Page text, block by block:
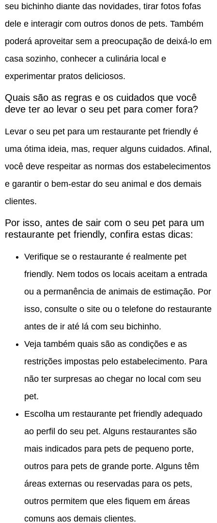
seu bichinho diante das novidades, tirar fotos fofas
dele e interagir com outros donos de pets. Também
poderá aproveitar sem a preocupação de deixá-lo em
casa sozinho, conhecer a culinária local e
experimentar pratos deliciosos.
Quais são as regras e os cuidados que você
deve ter ao levar o seu pet para comer fora?
Levar o seu pet para um restaurante pet friendly é
uma ótima ideia, mas, requer alguns cuidados. Afinal,
você deve respeitar as normas dos estabelecimentos
e garantir o bem-estar do seu animal e dos demais
clientes.
Por isso, antes de sair com o seu pet para um
restaurante pet friendly, confira estas dicas:
Verifique se o restaurante é realmente pet
friendly. Nem todos os locais aceitam a entrada
ou a permanência de animais de estimação. Por
isso, consulte o site ou o telefone do restaurante
antes de ir até lá com seu bichinho.
Veja também quais são as condições e as
restrições impostas pelo estabelecimento. Para
não ter surpresas ao chegar no local com seu
pet.
Escolha um restaurante pet friendly adequado
ao perfil do seu pet. Alguns restaurantes são
mais indicados para pets de pequeno porte,
outros para pets de grande porte. Alguns têm
áreas externas ou reservadas para os pets,
outros permitem que eles fiquem em áreas
comuns aos demais clientes.